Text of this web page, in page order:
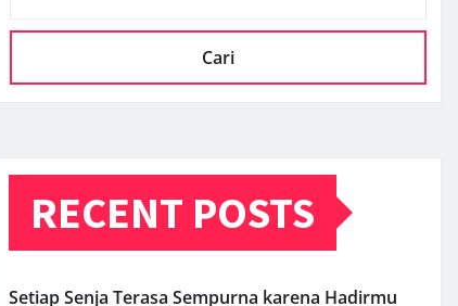
Cari
RECENT POSTS
Setiap Senja Terasa Sempurna karena Hadirmu